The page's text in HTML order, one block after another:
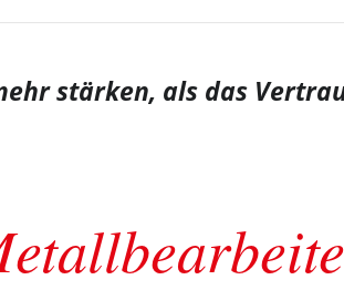
stärken, als das